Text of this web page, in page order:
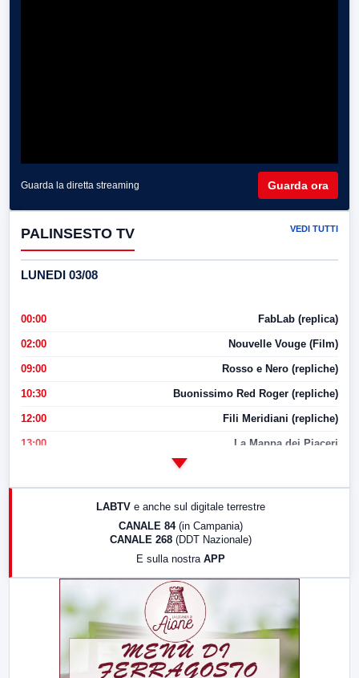
Guarda la diretta streaming Guarda ora
PALINSESTO TV VEDI TUTTI
LUNEDI 03/08
00:00 FabLab (replica)
02:00 Nouvelle Vouge (Film)
09:00 Rosso e Nero (repliche)
10:30 Buonissimo Red Roger (repliche)
12:00 Fili Meridiani (repliche)
13:00 La Mappa dei Piaceri
17:00 LabNews (replica)
LABTV e anche sul digitale terrestre
CANALE 84 (in Campania)
CANALE 268 (DDT Nazionale)
E sulla nostra APP